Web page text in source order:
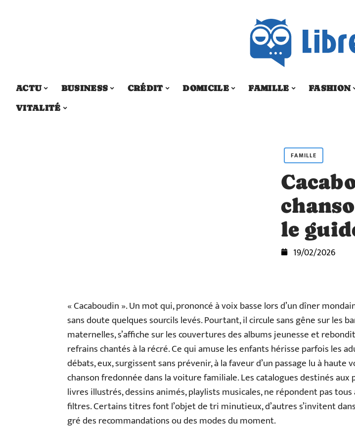
ACTU BUSINESS CRÉDIT DOMICILE FAMILLE FASHION
VITALITÉ
FAMILLE
le
19/02/2026
« Cacaboudin ». Un mot qui, prononcé à voix basse lors d’un dîner
sans doute quelques sourcils levés. Pourtant, il circule sans gêne sur les
maternelles, s’affiche sur les couvertures des albums jeunesse et
refrains chantés à la récré. Ce qui amuse les enfants hérisse parfois les
débats, eux, surgissent sans prévenir, à la faveur d’un passage lu à haute
chanson fredonnée dans la voiture familiale. Les catalogues destinés aux
livres illustrés, dessins animés, playlists musicales, ne répondent pas
filtres. Certains titres font l’objet de tri minutieux, d’autres s’invitent
gré des recommandations ou des modes du moment.